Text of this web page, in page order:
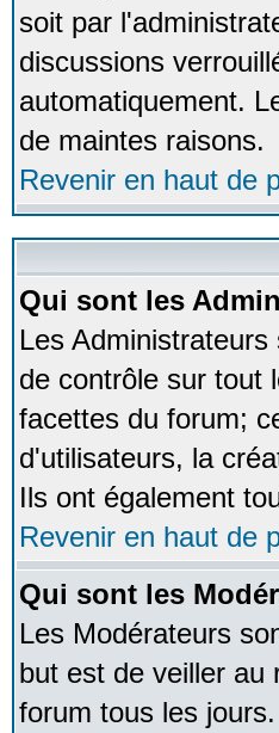
soit par
discussions
automatiquement.
de maintes raisons.
Revenir en haut de
Qui sont les
Les
de contrôle sur tout
facettes du forum;
d'utilisateurs, la
Ils ont également
Revenir en haut de
Qui sont les
Les Modérateurs
but est de veiller au
forum tous les